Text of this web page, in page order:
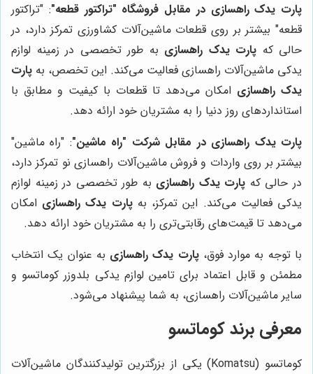
پارت یدک راهسازی در مقابل فروشگاه "تراکتور قطعه": "تراکتور
قطعه" بیشتر بر روی قطعات ماشین‌آلات کشاورزی تمرکز دارد، در
حالی که پارت یدک راهسازی به طور تخصصی در زمینه لوازم
یدکی ماشین‌آلات راهسازی فعالیت می‌کند. این تخصص، به پارت
یدک راهسازی امکان می‌دهد تا قطعات با کیفیت و مطابق با
استانداردهای روز دنیا را به مشتریان خود ارائه دهد.
پارت یدک راهسازی در مقابل شرکت "راه ماشین": "راه ماشین"
بیشتر بر روی واردات و فروش ماشین‌آلات راهسازی نو تمرکز دارد،
در حالی که پارت یدک راهسازی به طور تخصصی در زمینه لوازم
یدکی فعالیت می‌کند. این تمرکز، بهپارت یدک راهسازی امکان
می‌دهد تا قیمت‌های رقابتی‌تری را به مشتریان خود ارائه دهد.
با توجه به موارد فوق،پارت یدک راهسازی به عنوان یک انتخاب
مطمئن و قابل اعتماد برای تامین لوازم یدکی بلدوزر کوماتسو و
سایر ماشین‌آلات راهسازی، به شما پیشنهاد می‌شود.
معرفی برند کوماتسو
کوماتسو (Komatsu) یکی از بزرگترین تولیدکنندگان ماشین‌آلات